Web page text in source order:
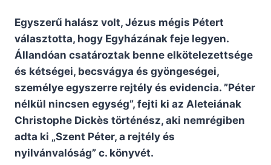
Egyszerű halász volt, Jézus mégis Pétert
választotta, hogy Egyházának feje legyen.
Állandóan csatároztak benne elkötelezettsége
és kétségei, becsvágya és gyöngeségei,
személye egyszerre rejtély és evidencia. ”Péter
nélkül nincsen egység”, fejti ki az Aleteiának
Christophe Dickès történész, aki nemrégiben
adta ki „Szent Péter, a rejtély és
nyilvánvalóság” c. könyvét.